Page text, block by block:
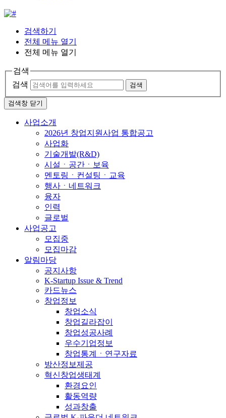
검색하기
전체 메뉴 열기
전체 메뉴 열기
검색
검색
검색
검색창 닫기
사업소개
2026년 창업지원사업 통합공고
사업화
기술개발(R&D)
시설ㆍ공간ㆍ보육
멘토링ㆍ컨설팅ㆍ교육
행사ㆍ네트워크
융자
인력
글로벌
사업공고
모집중
모집마감
알림마당
공지사항
K-Startup Issue & Trend
카드뉴스
창업정보
창업소식
창업길라잡이
창업성공사례
우수기업정보
창업통계ㆍ연구자료
방산정보제공
혁신창업생태계
환경요인
활동역량
성과창출